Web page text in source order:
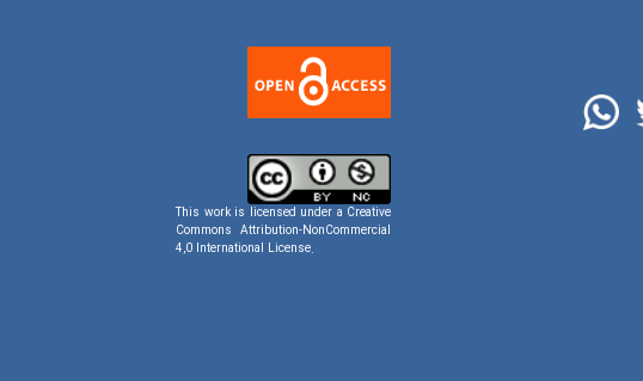
This work is licensed under a Creative
Commons Attribution-NonCommercial
4,0 International License.